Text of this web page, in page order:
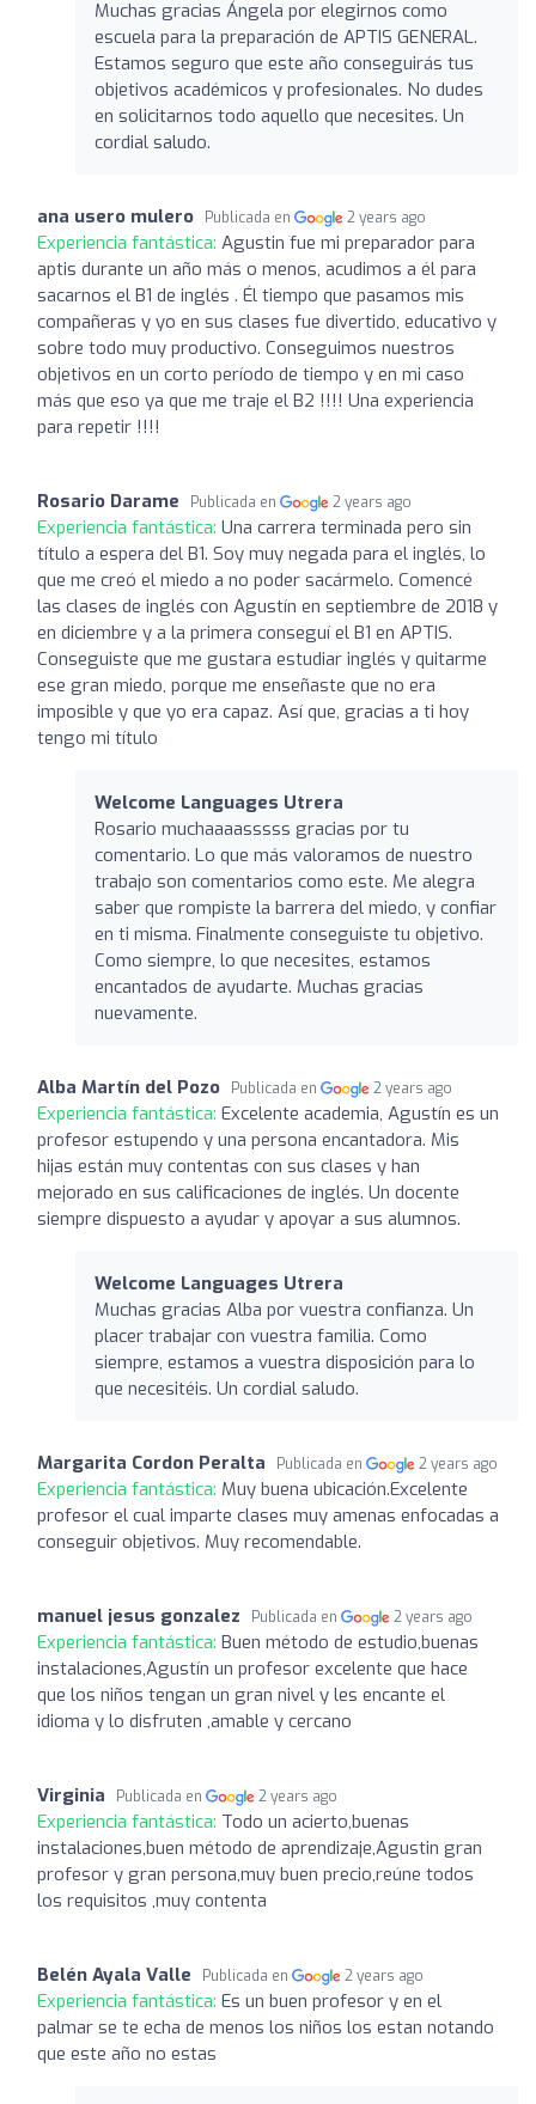
Muchas gracias Ángela por elegirnos como
escuela para la preparación de APTIS GENERAL.
Estamos seguro que este año conseguirás tus
objetivos académicos y profesionales. No dudes
en solicitarnos todo aquello que necesites. Un
cordial saludo.
ana usero mulero Publicada en 2 years ago
Experiencia fantástica: Agustin fue mi preparador para
aptis durante un año más o menos, acudimos a él para
sacarnos el B1 de inglés . Él tiempo que pasamos mis
compañeras y yo en sus clases fue divertido, educativo y
sobre todo muy productivo. Conseguimos nuestros
objetivos en un corto período de tiempo y en mi caso
más que eso ya que me traje el B2 !!!! Una experiencia
para repetir !!!!
Rosario Darame Publicada en 2 years ago
Experiencia fantástica: Una carrera terminada pero sin
título a espera del B1. Soy muy negada para el inglés, lo
que me creó el miedo a no poder sacármelo. Comencé
las clases de inglés con Agustín en septiembre de 2018 y
en diciembre y a la primera conseguí el B1 en APTIS.
Conseguiste que me gustara estudiar inglés y quitarme
ese gran miedo, porque me enseñaste que no era
imposible y que yo era capaz. Así que, gracias a ti hoy
tengo mi título
Welcome Languages Utrera
Rosario muchaaaasssss gracias por tu
comentario. Lo que más valoramos de nuestro
trabajo son comentarios como este. Me alegra
saber que rompiste la barrera del miedo, y confiar
en ti misma. Finalmente conseguiste tu objetivo.
Como siempre, lo que necesites, estamos
encantados de ayudarte. Muchas gracias
nuevamente.
Alba Martín del Pozo Publicada en 2 years ago
Experiencia fantástica: Excelente academia, Agustín es un
profesor estupendo y una persona encantadora. Mis
hijas están muy contentas con sus clases y han
mejorado en sus calificaciones de inglés. Un docente
siempre dispuesto a ayudar y apoyar a sus alumnos.
Welcome Languages Utrera
Muchas gracias Alba por vuestra confianza. Un
placer trabajar con vuestra familia. Como
siempre, estamos a vuestra disposición para lo
que necesitéis. Un cordial saludo.
Margarita Cordon Peralta Publicada en 2 years ago
Experiencia fantástica: Muy buena ubicación.Excelente
profesor el cual imparte clases muy amenas enfocadas a
conseguir objetivos. Muy recomendable.
manuel jesus gonzalez Publicada en 2 years ago
Experiencia fantástica: Buen método de estudio,buenas
instalaciones,Agustín un profesor excelente que hace
que los niños tengan un gran nivel y les encante el
idioma y lo disfruten ,amable y cercano
Virginia Publicada en 2 years ago
Experiencia fantástica: Todo un acierto,buenas
instalaciones,buen método de aprendizaje,Agustin gran
profesor y gran persona,muy buen precio,reúne todos
los requisitos ,muy contenta
Belén Ayala Valle Publicada en 2 years ago
Experiencia fantástica: Es un buen profesor y en el
palmar se te echa de menos los niños los estan notando
que este año no estas